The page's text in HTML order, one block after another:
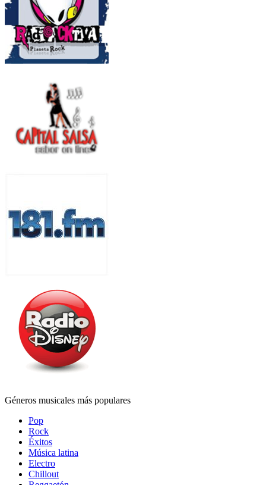
Géneros musicales más populares
Pop
Rock
Éxitos
Música latina
Electro
Chillout